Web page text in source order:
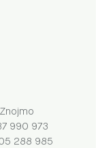
990 973
288 985